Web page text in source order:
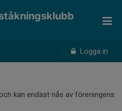
Logga in
kan endast nås av föreningens